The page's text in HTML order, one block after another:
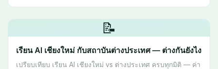
📝
เรียน AI เชียงใหม่ กับสถาบันต่างประเทศ — ต่างกันยังไง
เปรียบเทียบ เรียน AI เชียงใหม่ vs ต่างประเทศ ครบทุกมิติ — ค่า